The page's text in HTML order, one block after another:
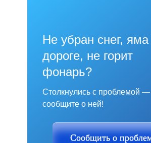
Не убран снег,
дороге, не горит
фонарь?
Столкнулись с проблемой —
сообщите о ней!
Сообщить о